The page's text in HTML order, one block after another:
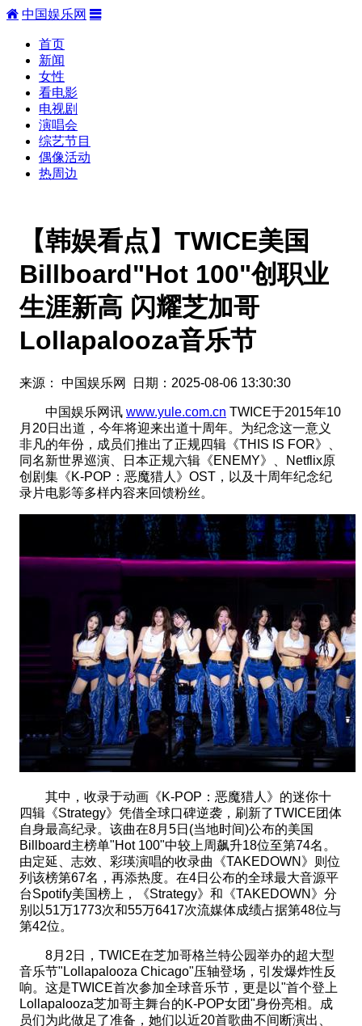
中国娱乐网
首页
新闻
女性
看电影
电视剧
演唱会
综艺节目
偶像活动
热周边
【韩娱看点】TWICE美国
Billboard"Hot 100"创职业
生涯新高 闪耀芝加哥
Lollapalooza音乐节
来源： 中国娱乐网 日期：2025-08-06 13:30:30
中国娱乐网讯 www.yule.com.cn TWICE于2015年10
月20日出道，今年将迎来出道十周年。为纪念这一意义
非凡的年份，成员们推出了正规四辑《THIS IS FOR》、
同名新世界巡演、日本正规六辑《ENEMY》、Netflix原
创剧集《K-POP：恶魔猎人》OST，以及十周年纪念纪
录片电影等多样内容来回馈粉丝。
其中，收录于动画《K-POP：恶魔猎人》的迷你十
四辑《Strategy》凭借全球口碑逆袭，刷新了TWICE团体
自身最高纪录。该曲在8月5日(当地时间)公布的美国
Billboard主榜单"Hot 100"中较上周飙升18位至第74名。
由定延、志效、彩瑛演唱的收录曲《TAKEDOWN》则位
列该榜第67名，再添热度。在4日公布的全球最大音源平
台Spotify美国榜上，《Strategy》和《TAKEDOWN》分
别以51万1773次和55万6417次流媒体成绩占据第48位与
第42位。
8月2日，TWICE在芝加哥格兰特公园举办的超大型
音乐节"Lollapalooza Chicago"压轴登场，引发爆炸性反
响。这是TWICE首次参加全球音乐节，更是以"首个登上
Lollapalooza芝加哥主舞台的K-POP女团"身份亮相。成
员们为此做足了准备，她们以近20首歌曲不间断演出、